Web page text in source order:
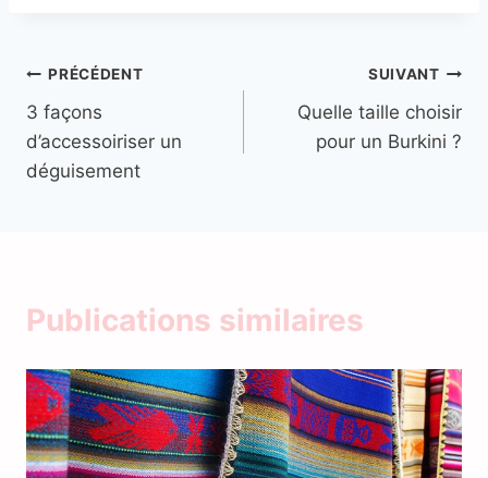
Navigation
de
l’article
PRÉCÉDENT
3 façons
d’accessoiriser un
déguisement
SUIVANT
Quelle taille choisir
pour un Burkini ?
Publications similaires